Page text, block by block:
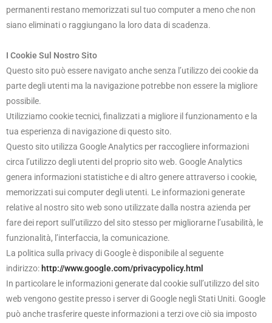
permanenti restano memorizzati sul tuo computer a meno che non
siano eliminati o raggiungano la loro data di scadenza.
I Cookie Sul Nostro Sito
Questo sito può essere navigato anche senza l’utilizzo dei cookie da
parte degli utenti ma la navigazione potrebbe non essere la migliore
possibile.
Utilizziamo cookie tecnici, finalizzati a migliore il funzionamento e la
tua esperienza di navigazione di questo sito.
Questo sito utilizza Google Analytics per raccogliere informazioni
circa l’utilizzo degli utenti del proprio sito web. Google Analytics
genera informazioni statistiche e di altro genere attraverso i cookie,
memorizzati sui computer degli utenti. Le informazioni generate
relative al nostro sito web sono utilizzate dalla nostra azienda per
fare dei report sull’utilizzo del sito stesso per migliorarne l’usabilità, le
funzionalità, l’interfaccia, la comunicazione.
La politica sulla privacy di Google è disponibile al seguente
indirizzo: http://www.google.com/privacypolicy.html
In particolare le informazioni generate dal cookie sull’utilizzo del sito
web vengono gestite presso i server di Google negli Stati Uniti. Google
può anche trasferire queste informazioni a terzi ove ciò sia imposto